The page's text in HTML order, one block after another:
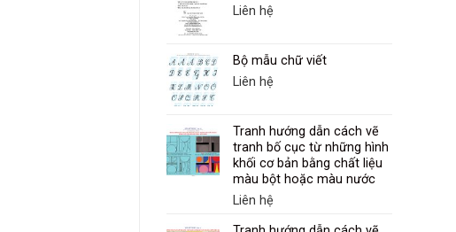
Liên hệ
Bộ mẫu chữ viết
Liên hệ
Tranh hướng dẫn cách vẽ
tranh bố cục từ những hình
khối cơ bản bằng chất liệu
màu bột hoặc màu nước
Liên hệ